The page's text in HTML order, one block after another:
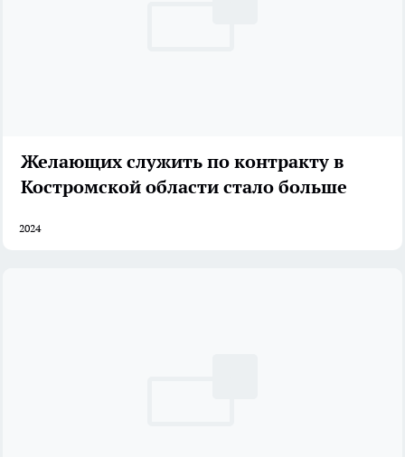
Желающих служить по контракту в
Костромской области стало больше
2024